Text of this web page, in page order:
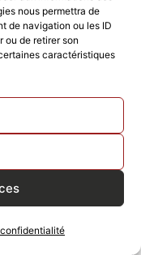
nous permettra de
de navigation ou les ID
ou de retirer son
caractéristiques